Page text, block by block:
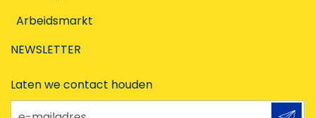
Arbeidsmarkt
NEWSLETTER
Laten we contact houden
e-mailadres